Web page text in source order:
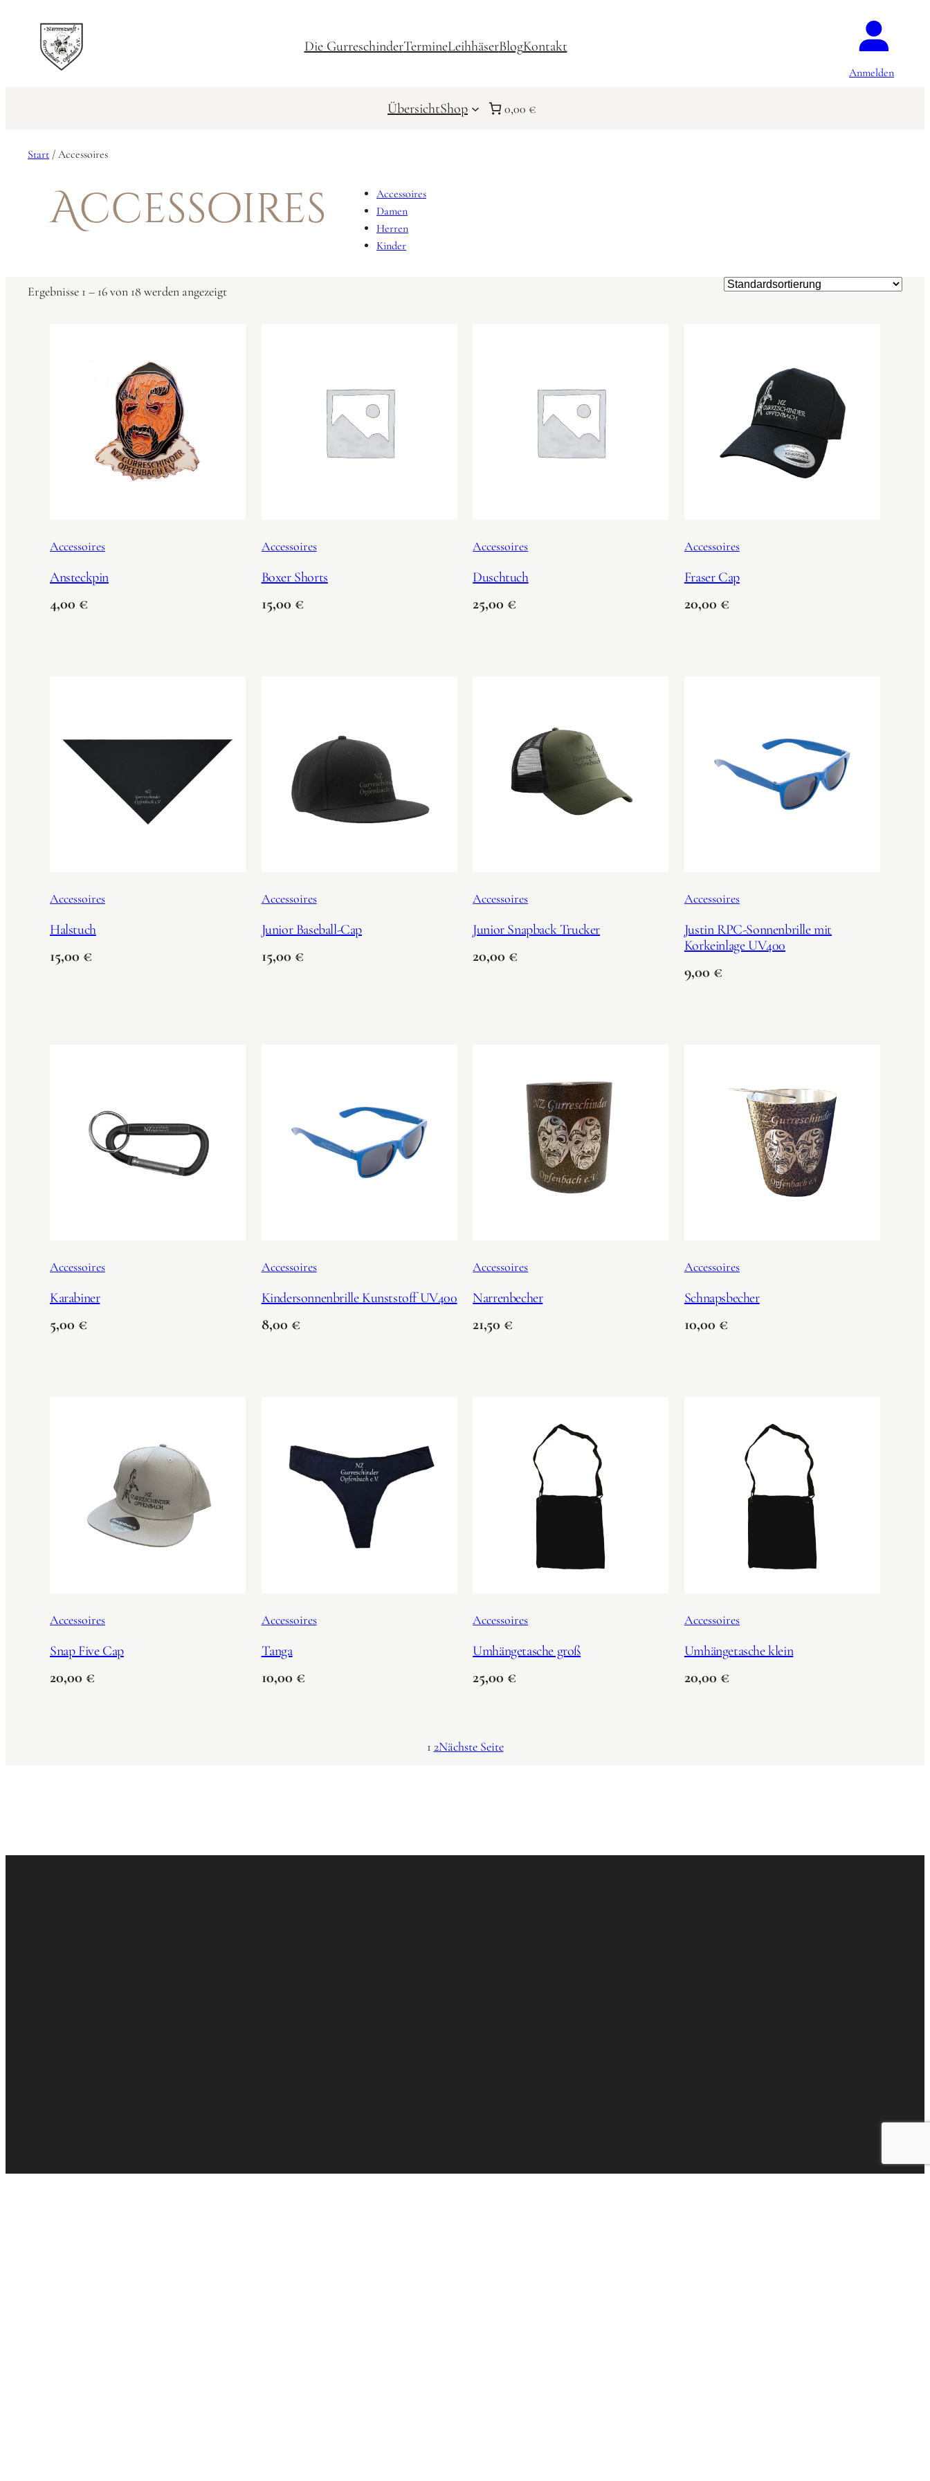
Die GurreschinderTermineLeihhäserBlogKontakt
Anmelden
ÜbersichtShop 0,00 €
Start / Accessoires
Accessoires
Accessoires
Damen
Herren
Kinder
Ergebnisse 1 – 16 von 18 werden angezeigt
Accessoires
Ansteckpin
4,00 €
Accessoires
Boxer Shorts
15,00 €
Accessoires
Duschtuch
25,00 €
Accessoires
Fraser Cap
20,00 €
Accessoires
Halstuch
15,00 €
Accessoires
Junior Baseball-Cap
15,00 €
Accessoires
Junior Snapback Trucker
20,00 €
Accessoires
Justin RPC-Sonnenbrille mit
Korkeinlage UV400
9,00 €
Accessoires
Karabiner
5,00 €
Accessoires
Kindersonnenbrille Kunststoff UV400
8,00 €
Accessoires
Narrenbecher
21,50 €
Accessoires
Schnapsbecher
10,00 €
Accessoires
Snap Five Cap
20,00 €
Accessoires
Tanga
10,00 €
Accessoires
Umhängetasche groß
25,00 €
Accessoires
Umhängetasche klein
20,00 €
1 2Nächste Seite